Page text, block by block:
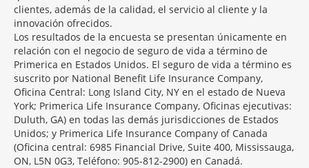
clientes, además de la calidad, el servicio al cliente y la
innovación ofrecidos.
Los resultados de la encuesta se presentan únicamente en
relación con el negocio de seguro de vida a término de
Primerica en Estados Unidos. El seguro de vida a término es
suscrito por National Benefit Life Insurance Company,
Oficina Central: Long Island City, NY en el estado de Nueva
York; Primerica Life Insurance Company, Oficinas ejecutivas:
Duluth, GA) en todas las demás jurisdicciones de Estados
Unidos; y Primerica Life Insurance Company of Canada
(Oficina central: 6985 Financial Drive, Suite 400, Mississauga,
ON, L5N 0G3, Teléfono: 905-812-2900) en Canadá.